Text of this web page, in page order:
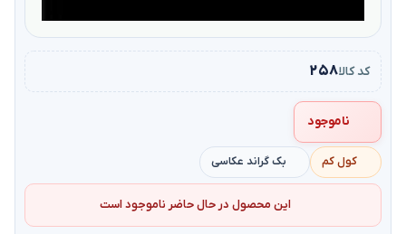
کد کالا۲۵۸
ناموجود
کول کم بک گراند عکاسی
این محصول در حال حاضر ناموجود است